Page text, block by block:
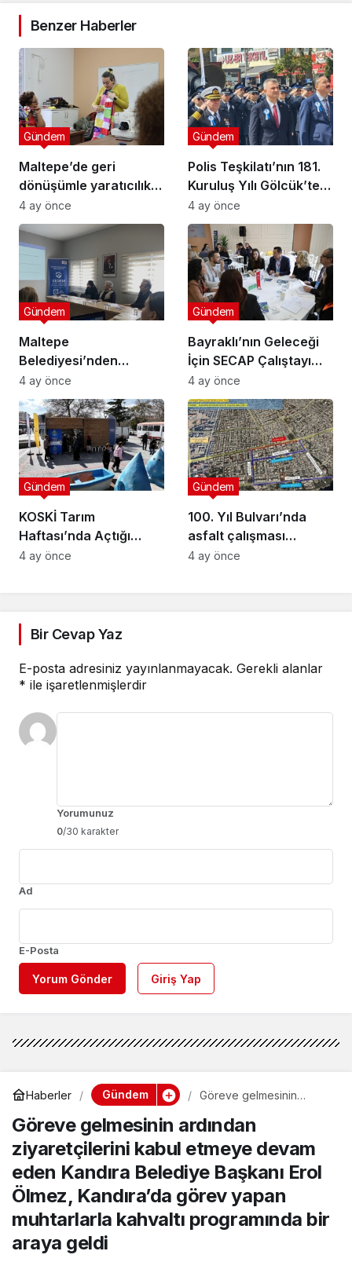
Benzer Haberler
Maltepe’de geri
dönüşümle yaratıcılık
buluştu
Gündem
4 ay önce
Polis Teşkilatı’nın 181.
Kuruluş Yılı Gölcük’te
Törenle Kutlandı
Gündem
4 ay önce
Maltepe
Belediyesi’nden
Muhtarlara Toplumsal
Cinsiyet Eşitliği
Semineri
Gündem
4 ay önce
Bayraklı’nın Geleceği
İçin SECAP Çalıştayı
Düzenlendi
Gündem
4 ay önce
KOSKİ Tarım
Haftası’nda Açtığı
Stantta Su Tasarrufu
Gündem
4 ay önce
100. Yıl Bulvarı’nda
asfalt çalışması
gerçekleştirilecek
Gündem
4 ay önce
Bir Cevap Yaz
E-posta adresiniz yayınlanmayacak. Gerekli alanlar
* ile işaretlenmişlerdir
Yorumunuz
0/30 karakter
Ad
E-Posta
Yorum Gönder Giriş Yap
Haberler Gündem
Göreve gelmesinin
kabul etmeye devam
eden Kandıra Belediye
Başkanı Erol Ölmez,
Kandıra’da görev yapan
muhtarlarla kahvaltı
geldi
Göreve gelmesinin ardından
ziyaretçilerini kabul etmeye devam
eden Kandıra Belediye Başkanı Erol
Ölmez, Kandıra’da görev yapan
muhtarlarla kahvaltı programında bir
araya geldi